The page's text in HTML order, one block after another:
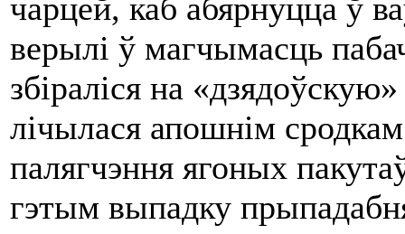
чарцей, каб абярнуцца ў
верылі ў магчымасць
збiралiся на
лiчылася апошнiм
палягчэння ягоных
гэтым выпадку